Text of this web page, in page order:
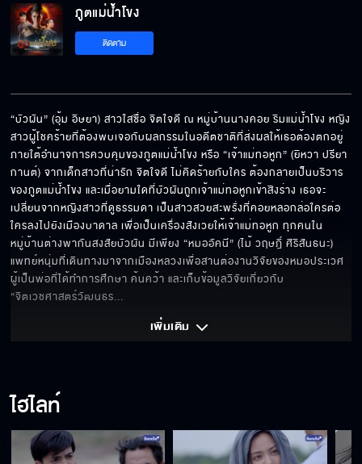
ภูตแม่น้ำโขง
ติดตาม
“บัวผัน” (อุ้ม อิษยา) สาวใสซื่อ จิตใจดี ณ หมู่บ้านนางคอย ริมแม่น้ำโขง หญิง
สาวผู้โชคร้ายที่ต้องพบเจอกับผลกรรมในอดีตชาติที่ส่งผลให้เธอต้องตกอยู่
ภายใต้อำนาจการควบคุมของภูตแม่น้ำโขง หรือ “เจ้าแม่ทอหูก” (ยิหวา ปรียา
กานต์) จากเด็กสาวที่น่ารัก จิตใจดี ไม่คิดร้ายกับใคร ต้องกลายเป็นบริวาร
ของภูตแม่น้ำโขง และเมื่อยามใดที่บัวผันถูกเจ้าแม่ทอหูกเข้าสิงร่าง เธอจะ
เปลี่ยนจากหญิงสาวที่ดูธรรมดา เป็นสาวสวยสะพรั่งที่คอยหลอกล่อใครต่อ
ใครลงไปยังเมืองบาดาล เพื่อเป็นเครื่องสังเวยให้เจ้าแม่ทอหูก ทุกคนใน
หมู่บ้านต่างพากันสงสัยบัวผัน มีเพียง “หมออัคนี” (ไม้ วฤษฎิ์ ศิริสันธนะ)
แพทย์หนุ่มที่เดินทางมาจากเมืองหลวงเพื่อสานต่องานวิจัยของหมอประเวศ
ผู้เป็นพ่อที่ได้ทำการศึกษา ค้นคว้า และเก็บข้อมูลวิจัยเกี่ยวกับ
“จิตเวชศาสตร์วัฒนธร...
เพิ่มเติม
ไฮไลท์